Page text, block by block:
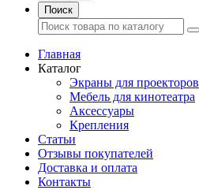
Поиск
Главная
Каталог
Экраны для проекторов
Mебель для кинотеатра
Аксессуары
Крепления
Статьи
Отзывы покупателей
Доставка и оплата
Контакты